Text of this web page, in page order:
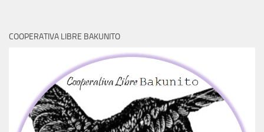
COOPERATIVA LIBRE BAKUNITO